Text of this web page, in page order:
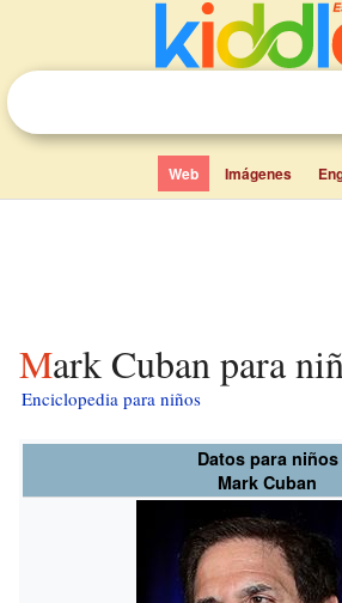
Web Imágenes
Mark Cuban para
Enciclopedia para niños
Datos para niños
Mark Cuban